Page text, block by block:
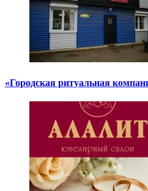
«Городская ритуальная